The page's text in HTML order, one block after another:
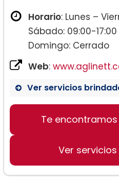
Horario: Lunes –
Sábado: 09:00-17:00
Domingo: Cerrado
Web:
Ver servicios
Te
Ver